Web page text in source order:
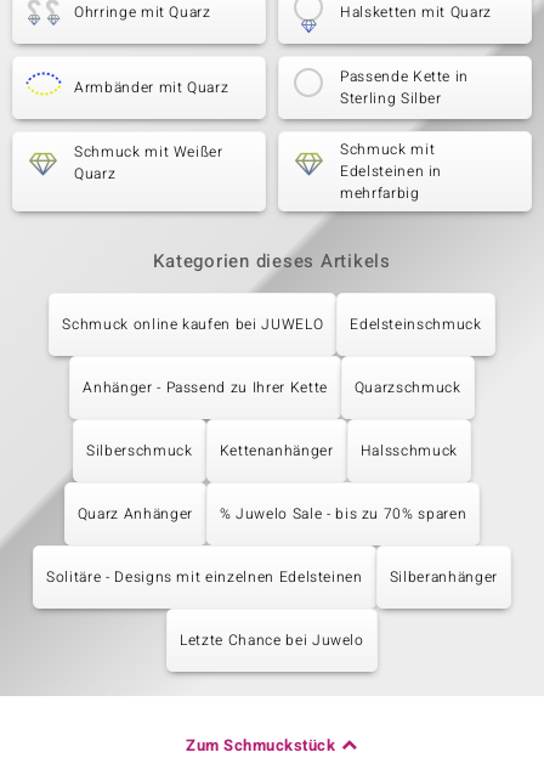
Ohrringe mit Quarz Halsketten mit Quarz
Armbänder mit Quarz
Passende Kette in
Sterling Silber
Schmuck mit Weißer
Quarz
Schmuck mit
Edelsteinen in
mehrfarbig
Kategorien dieses Artikels
Schmuck online kaufen bei JUWELO Edelsteinschmuck
Anhänger - Passend zu Ihrer Kette Quarzschmuck
Silberschmuck Kettenanhänger Halsschmuck
Quarz Anhänger % Juwelo Sale - bis zu 70% sparen
Solitäre - Designs mit einzelnen Edelsteinen Silberanhänger
Letzte Chance bei Juwelo
Zum Schmuckstück